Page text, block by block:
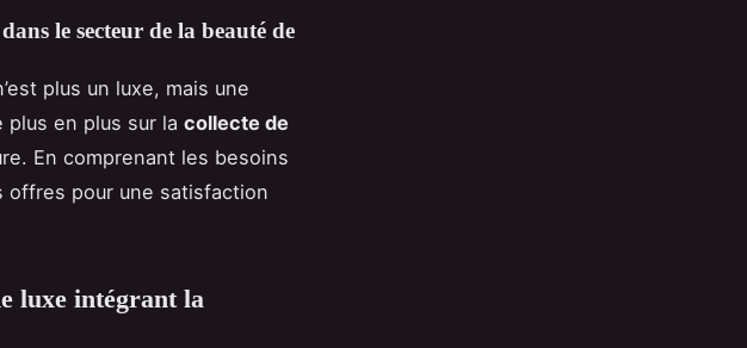
le secteur de la beauté de
plus un luxe, mais une
plus en plus sur la collecte de
En comprenant les besoins
offres pour une satisfaction
luxe intégrant la